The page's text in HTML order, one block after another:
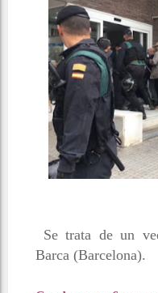
Se trata de un
Barca (Barcelona).